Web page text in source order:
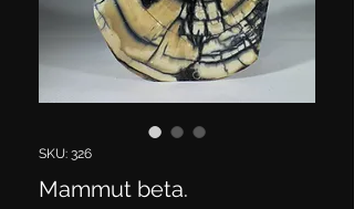
SKU: 326
Mammut beta.